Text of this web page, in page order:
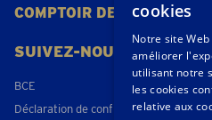
COMPTOIR DE L'OR
SUIVEZ-NOUS
BCE
Déclaration de confidentialité
cookies
Notre site
améliorer
utilisant notre
les cookies
relative aux